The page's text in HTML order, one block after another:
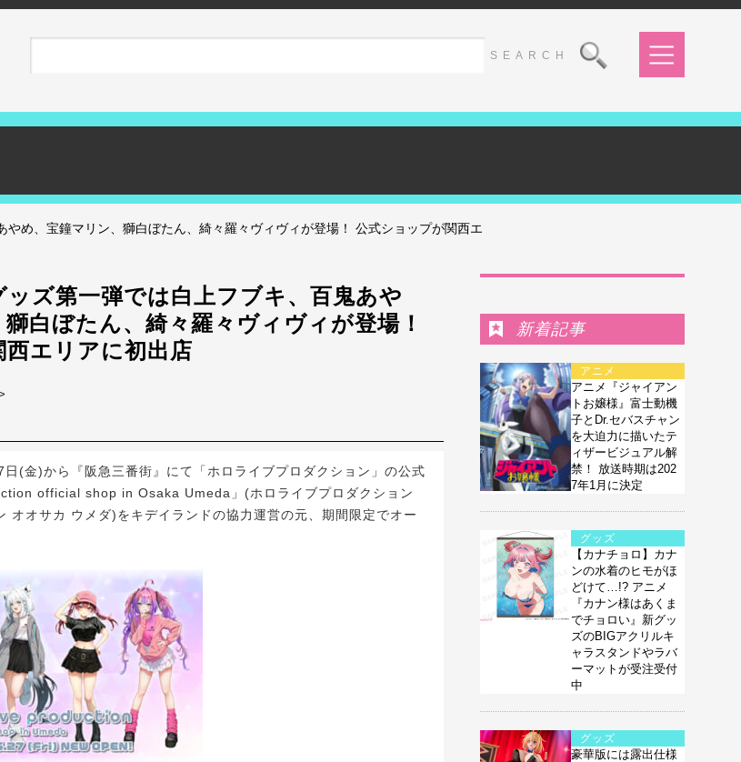
やめ、宝鐘マリン、獅白ぼたん、綺々羅々ヴィヴィが登場！ 公式ショップが関西エ
ッズ第一弾では白上フブキ、百鬼あや
白ぼたん、綺々羅々ヴィヴィが登場！
エリアに初出店
(金)から『阪急三番街』にて「ホロライブプロダクション」の公式
official shop in Osaka Umeda」(ホロライブプロダクション
オオサカ ウメダ)をキデイランドの協力運営の元、期間限定でオー
新着記事
アニメ
アニメ『ジャイアン
トお嬢様』富士動機
子とDr.セバスチャン
を大迫力に描いたテ
ィザービジュアル解
禁！ 放送時期は202
7年1月に決定
グッズ
【カナチョロ】カナ
ンの水着のヒモがほ
どけて…!? アニメ
『カナン様はあくま
でチョロい』新グッ
ズのBIGアクリルキ
ャラスタンドやラバ
ーマットが受注受付
中
グッズ
豪華版には露出仕様